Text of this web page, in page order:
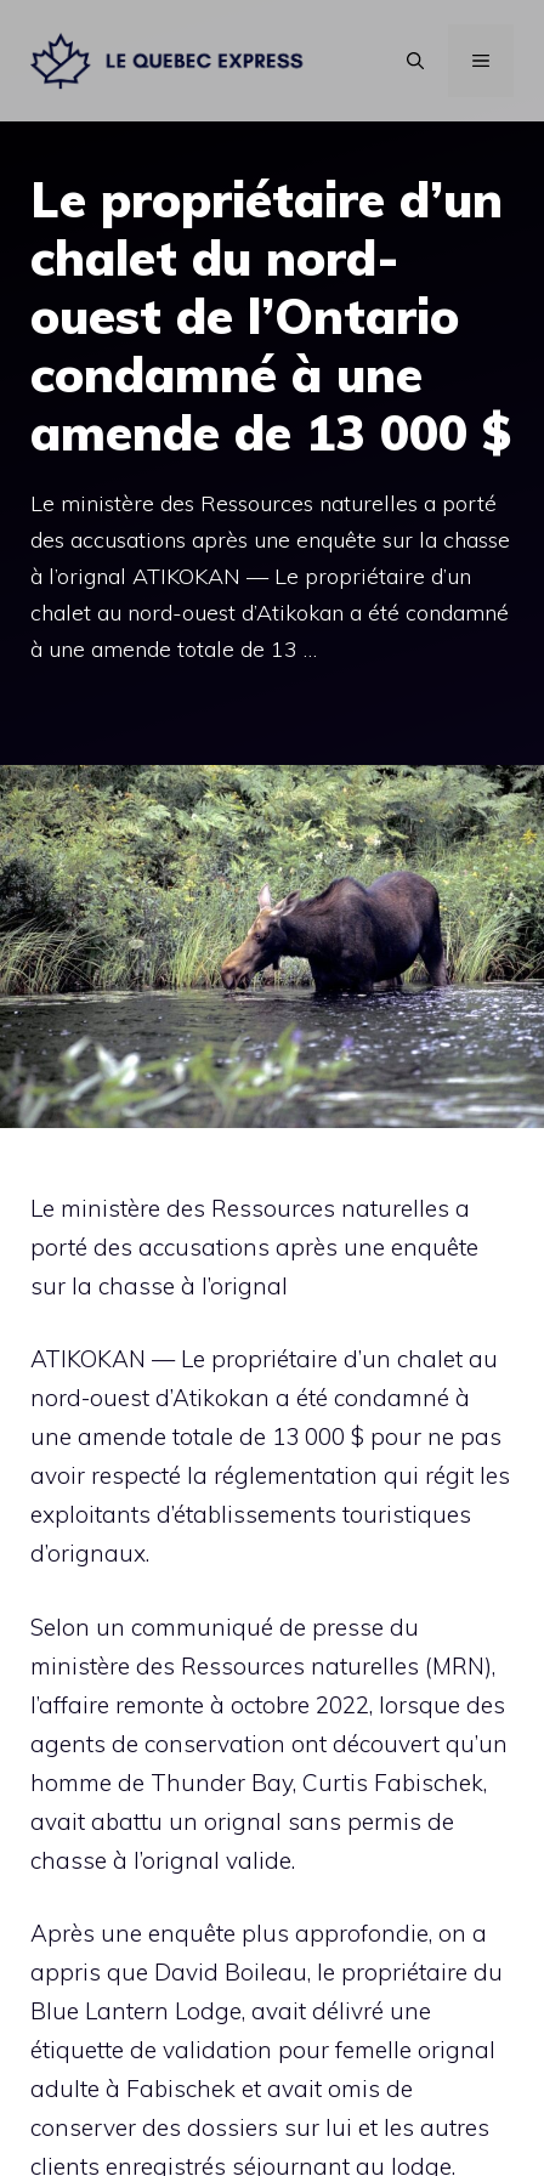
contenu
MENU
Le propriétaire d’un
chalet du nord-
ouest de l’Ontario
condamné à une
amende de 13 000 $
Le ministère des Ressources naturelles a porté
des accusations après une enquête sur la chasse
à l’orignal ATIKOKAN — Le propriétaire d’un
chalet au nord-ouest d’Atikokan a été condamné
à une amende totale de 13 …
Le ministère des Ressources naturelles a
porté des accusations après une enquête
sur la chasse à l’orignal
ATIKOKAN — Le propriétaire d’un chalet au
nord-ouest d’Atikokan a été condamné à
une amende totale de 13 000 $ pour ne pas
avoir respecté la réglementation qui régit les
exploitants d’établissements touristiques
d’orignaux.
Selon un communiqué de presse du
ministère des Ressources naturelles (MRN),
l’affaire remonte à octobre 2022, lorsque des
agents de conservation ont découvert qu’un
homme de Thunder Bay, Curtis Fabischek,
avait abattu un orignal sans permis de
chasse à l’orignal valide.
Après une enquête plus approfondie, on a
appris que David Boileau, le propriétaire du
Blue Lantern Lodge, avait délivré une
étiquette de validation pour femelle orignal
adulte à Fabischek et avait omis de
conserver des dossiers sur lui et les autres
clients enregistrés séjournant au lodge.